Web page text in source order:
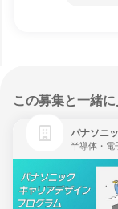
この募集と一緒
パナソニ
半導体・電